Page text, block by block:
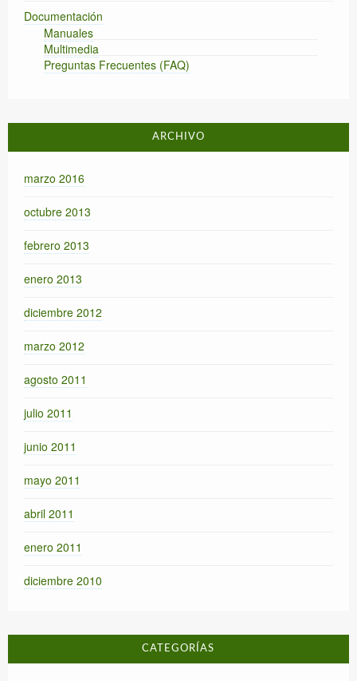
Documentación
Manuales
Multimedia
Preguntas Frecuentes (FAQ)
ARCHIVO
marzo 2016
octubre 2013
febrero 2013
enero 2013
diciembre 2012
marzo 2012
agosto 2011
julio 2011
junio 2011
mayo 2011
abril 2011
enero 2011
diciembre 2010
CATEGORÍAS